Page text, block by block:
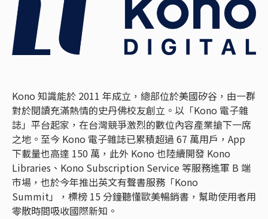
Kono 知識能於 2011 年成立，總部位於美國矽谷，由一群
對於閱讀充滿熱情的史丹佛校友創立。以「Kono 電子雜
誌」平台起家，在台灣競爭激烈的數位內容產業搶下一席
之地。至今 Kono 電子雜誌已累積超過 67 萬用戶，App
下載量也高達 150 萬，此外 Kono 也陸續開發 Kono
Libraries、Kono Subscription Service 等服務進軍 B 端
市場，也於今年推出英文有聲書服務「Kono
Summit」，標榜 15 分鐘聽懂歐美暢銷書，幫助使用者用
零散時間吸收國際新知。